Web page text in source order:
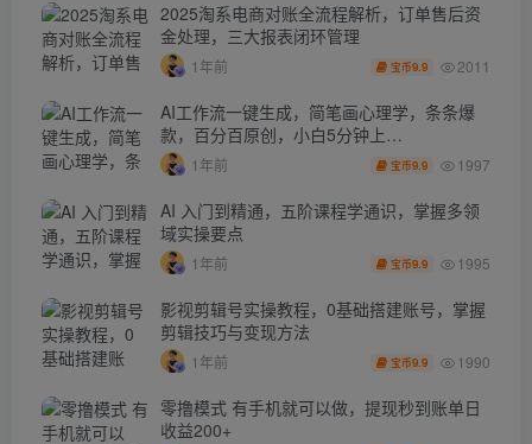
2025淘系电商对账全流程解析，订单售后资
金处理，三大报表闭环管理
1年前 宝币9.9 2011
AI工作流一键生成，简笔画心理学，条条爆
款，百分百原创，小白5分钟上…
1年前 宝币9.9 1997
AI 入门到精通，五阶课程学通识，掌握多领
域实操要点
1年前 宝币9.9 1995
影视剪辑号实操教程，0基础搭建账号，掌握
剪辑技巧与变现方法
1年前 宝币9.9 1990
零撸模式 有手机就可以做，提现秒到账单日
收益200+